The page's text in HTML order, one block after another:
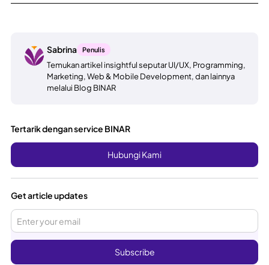
Sabrina Penulis
Temukan artikel insightful seputar UI/UX, Programming,
Marketing, Web & Mobile Development, dan lainnya
melalui Blog BINAR
Tertarik dengan service BINAR
Hubungi Kami
Get article updates